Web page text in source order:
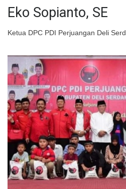
Eko Sopianto, SE
Ketua DPC PDI Perjuangan Deli